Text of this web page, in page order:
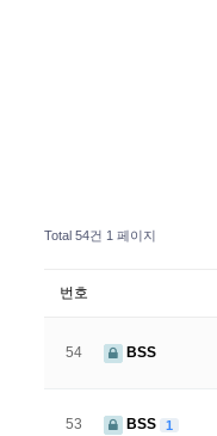
Total 54건 1 페이지
번호
54 BSS
53 BSS 1